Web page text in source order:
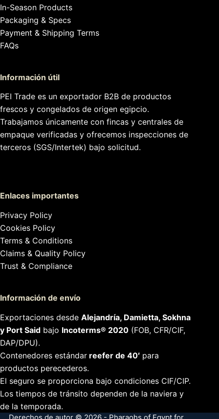
In-Season Products
Packaging & Specs
Payment & Shipping Terms
FAQs
Información útil
PEI Trade es un exportador B2B de productos
frescos y congelados de origen egipcio.
Trabajamos únicamente con fincas y centrales de
empaque verificadas y ofrecemos inspecciones de
terceros (SGS/Intertek) bajo solicitud.
Enlaces importantes
Privacy Policy
Cookies Policy
Terms & Conditions
Claims & Quality Policy
Trust & Compliance
Información de envío
Exportaciones desde Alejandría, Damietta, Sokhna
y Port Said bajo Incoterms® 2020 (FOB, CFR/CIF,
DAP/DPU).
Contenedores estándar reefer de 40′ para
productos perecederos.
El seguro se proporciona bajo condiciones CIF/CIP.
Los tiempos de tránsito dependen de la naviera y
de la temporada.